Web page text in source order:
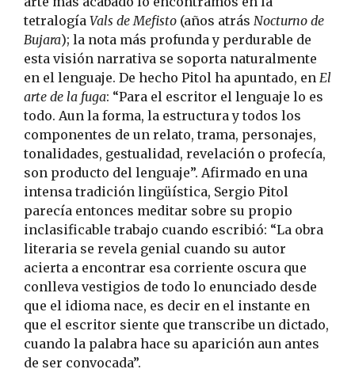
tetralogía Vals de Mefisto (años atrás Nocturno de
Bujara); la nota más profunda y perdurable de
esta visión narrativa se soporta naturalmente
en el lenguaje. De hecho Pitol ha apuntado, en El
arte de la fuga: “Para el escritor el lenguaje lo es
todo. Aun la forma, la estructura y todos los
componentes de un relato, trama, personajes,
tonalidades, gestualidad, revelación o profecía,
son producto del lenguaje”. Afirmado en una
intensa tradición lingüística, Sergio Pitol
parecía entonces meditar sobre su propio
inclasificable trabajo cuando escribió: “La obra
literaria se revela genial cuando su autor
acierta a encontrar esa corriente oscura que
conlleva vestigios de todo lo enunciado desde
que el idioma nace, es decir en el instante en
que el escritor siente que transcribe un dictado,
cuando la palabra hace su aparición aun antes
de ser convocada”.